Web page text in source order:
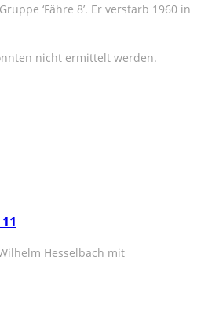
‘Fähre 8’. Er verstarb 1960 in
nicht ermittelt werden.
Hesselbach mit